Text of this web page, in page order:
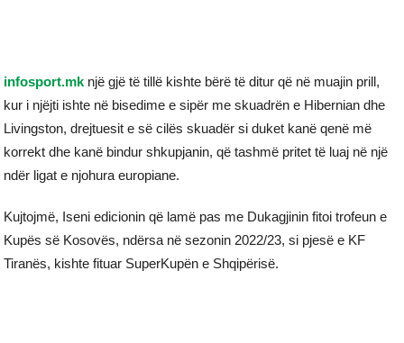
infosport.mk një gjë të tillë kishte bërë të ditur që në muajin prill,
kur i njëjti ishte në bisedime e sipër me skuadrën e Hibernian dhe
Livingston, drejtuesit e së cilës skuadër si duket kanë qenë më
korrekt dhe kanë bindur shkupjanin, që tashmë pritet të luaj në një
ndër ligat e njohura europiane.
Kujtojmë, Iseni edicionin që lamë pas me Dukagjinin fitoi trofeun e
Kupës së Kosovës, ndërsa në sezonin 2022/23, si pjesë e KF
Tiranës, kishte fituar SuperKupën e Shqipërisë.